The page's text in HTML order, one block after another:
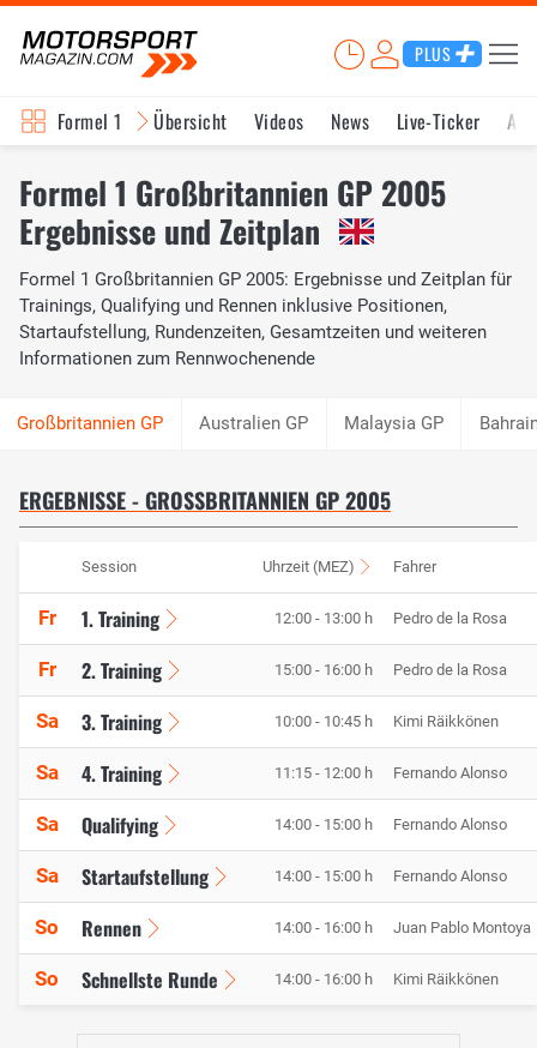
PLUS
Formel 1 Übersicht Videos News Live-Ticker
Formel 1 Großbritannien GP 2005
Ergebnisse und Zeitplan
Formel 1 Großbritannien GP 2005: Ergebnisse und Zeitplan für
Trainings, Qualifying und Rennen inklusive Positionen,
Startaufstellung, Rundenzeiten, Gesamtzeiten und weiteren
Informationen zum Rennwochenende
Australien GP Malaysia GP
ERGEBNISSE - GROSSBRITANNIEN GP 2005
Session Uhrzeit (MEZ) Fahrer
Fr 1. Training 12:00 - 13:00 h Pedro de la Rosa
Fr 2. Training 15:00 - 16:00 h Pedro de la Rosa
Sa 3. Training 10:00 - 10:45 h Kimi Räikkönen
Sa 4. Training 11:15 - 12:00 h Fernando Alonso
Sa Qualifying 14:00 - 15:00 h Fernando Alonso
Sa Startaufstellung 14:00 - 15:00 h Fernando Alonso
So Rennen 14:00 - 16:00 h Juan Pablo Montoya
So Schnellste Runde 14:00 - 16:00 h Kimi Räikkönen